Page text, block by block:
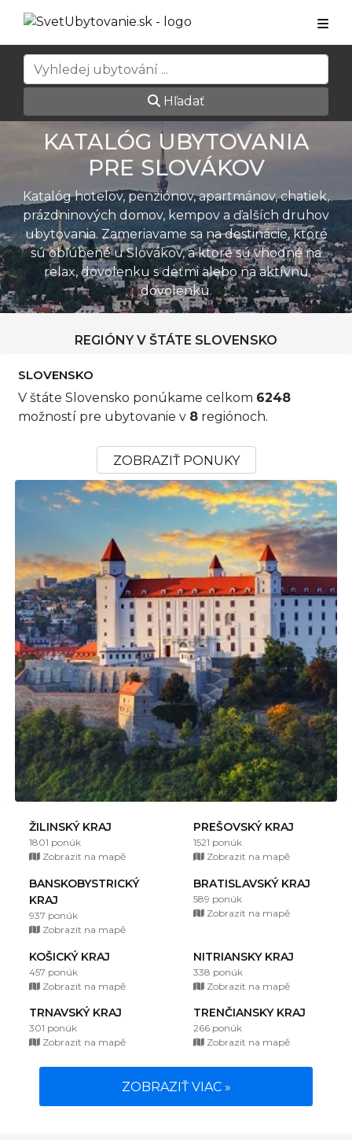
Hľadať
KATALÓG UBYTOVANIA
PRE SLOVÁKOV
Katalóg hotelov, penziónov, apartmánov, chatiek,
prázdninových domov, kempov a ďalších druhov
ubytovania. Zameriavame sa na destinácie, ktoré
sú obľúbené u Slovákov, a ktoré sú vhodné na
relax, dovolenku s deťmi alebo na aktívnu
dovolenku.
REGIÓNY V ŠTÁTE SLOVENSKO
SLOVENSKO
V štáte Slovensko ponúkame celkom 6248
možností pre ubytovanie v 8 regiónoch.
ZOBRAZIŤ PONUKY
ŽILINSKÝ KRAJ
1801 ponúk
Zobrazit na mapě
PREŠOVSKÝ KRAJ
1521 ponúk
Zobrazit na mapě
BANSKOBYSTRICKÝ
KRAJ
937 ponúk
Zobrazit na mapě
BRATISLAVSKÝ KRAJ
589 ponúk
Zobrazit na mapě
KOŠICKÝ KRAJ
457 ponúk
Zobrazit na mapě
NITRIANSKY KRAJ
338 ponúk
Zobrazit na mapě
TRNAVSKÝ KRAJ
301 ponúk
Zobrazit na mapě
TRENČIANSKY KRAJ
266 ponúk
Zobrazit na mapě
ZOBRAZIŤ VIAC »